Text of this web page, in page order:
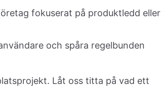
fokuserat på produktledd eller
och spåra regelbunden
Låt oss titta på vad ett